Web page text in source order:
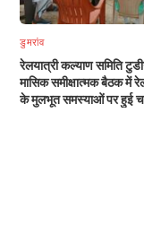
डुमरांव
रेलयात्री कल्याण समिति
मासिक समीक्षात्मक बैठक में
के मुलभूत समस्याओं पर हुई